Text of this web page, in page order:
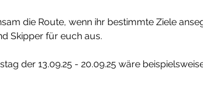
die Route, wenn ihr bestimmte Ziele
Skipper für euch aus.
der 13.09.25 - 20.09.25 wäre